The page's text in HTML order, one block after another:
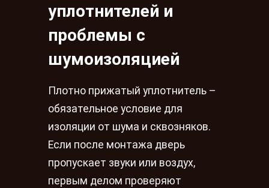
уплотнителей и
проблемы с
шумоизоляцией
Плотно прижатый уплотнитель –
обязательное условие для
изоляции от шума и сквозняков.
Если после монтажа дверь
пропускает звуки или воздух,
первым делом проверяют